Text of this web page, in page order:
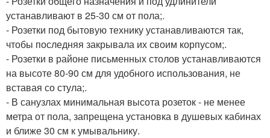
устанавливают в 25-30 см от пола;.
- Розетки под бытовую технику устанавливаются так,
чтобы последняя закрывала их своим корпусом;.
- Розетки в районе письменных столов устанавливаются
на высоте 80-90 см для удобного использования, не
вставая со стула;.
- В санузлах минимальная высота розеток - не менее
метра от пола, запрещена установка в душевых кабинах
и ближе 30 см к умывальнику.